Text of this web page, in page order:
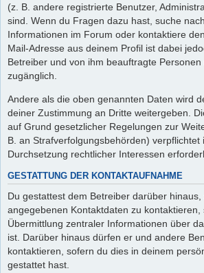
(z. B. andere registrierte Benutzer,
sind. Wenn du Fragen dazu hast, suche
Informationen im Forum oder kontaktiere
Mail-Adresse aus deinem Profil ist dabei
Betreiber und von ihm beauftragte
zugänglich.
Andere als die oben genannten Daten wird
deiner Zustimmung an Dritte weitergeben.
auf Grund gesetzlicher Regelungen zur
B. an Strafverfolgungsbehörden)
Durchsetzung rechtlicher Interessen
GESTATTUNG DER KONTAKTAUFNAHME
Du gestattest dem Betreiber darüber
angegebenen Kontaktdaten zu kontaktieren,
Übermittlung zentraler Informationen über
ist. Darüber hinaus dürfen er und andere
kontaktieren, sofern du dies in deinem
gestattet hast.